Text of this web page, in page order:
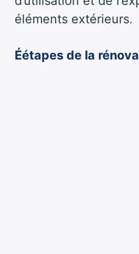
éléments extérieurs.
Éétapes de la